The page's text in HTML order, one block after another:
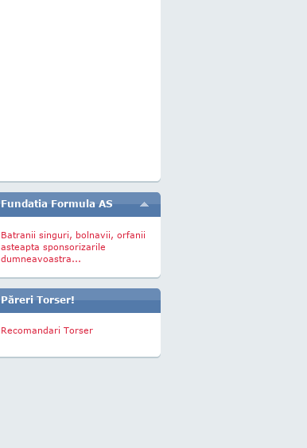
Fundatia Formula AS
Batranii singuri, bolnavii, orfanii
asteapta sponsorizarile
dumneavoastra...
Păreri Torser!
Recomandari Torser